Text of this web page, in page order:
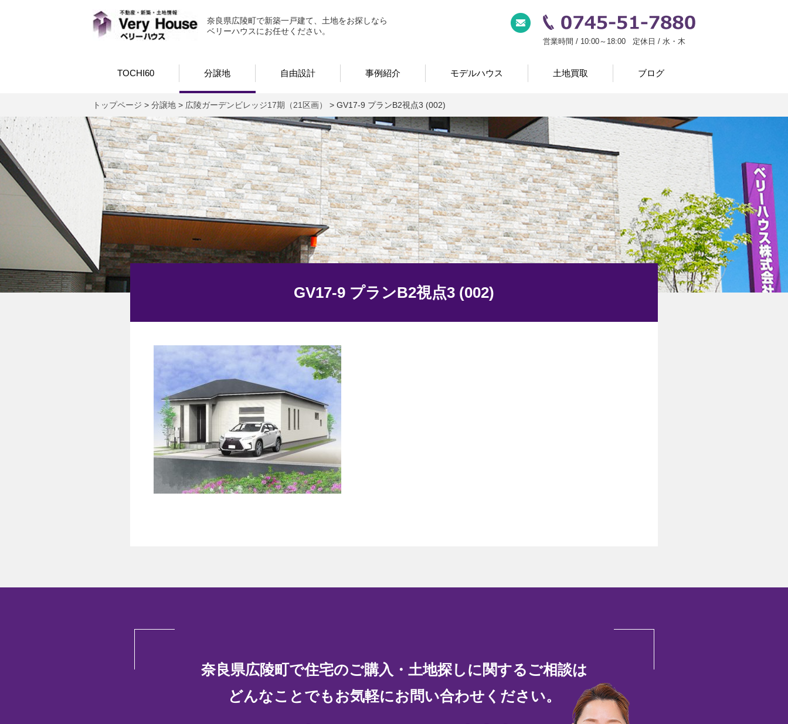
ベリーハウス｜奈良県広陵町の新築一戸建て、土地、分譲ならお任せください
奈良県広陵町で新築一戸建て、土地をお探しなら
ベリーハウスにお任せください。
お問い合わせ
営業時間 / 10:00～18:00 定休日 / 水・木
TOCHI60 分譲地 自由設計 事例紹介 モデルハウス 土地買取 ブログ
トップページ > 分譲地 > 広陵ガーデンビレッジ17期（21区画） > GV17-9 プランB2視点3 (002)
GV17-9 プランB2視点3 (002)
奈良県広陵町で住宅のご購入・土地探しに関するご相談は
どんなことでもお気軽にお問い合わせください。